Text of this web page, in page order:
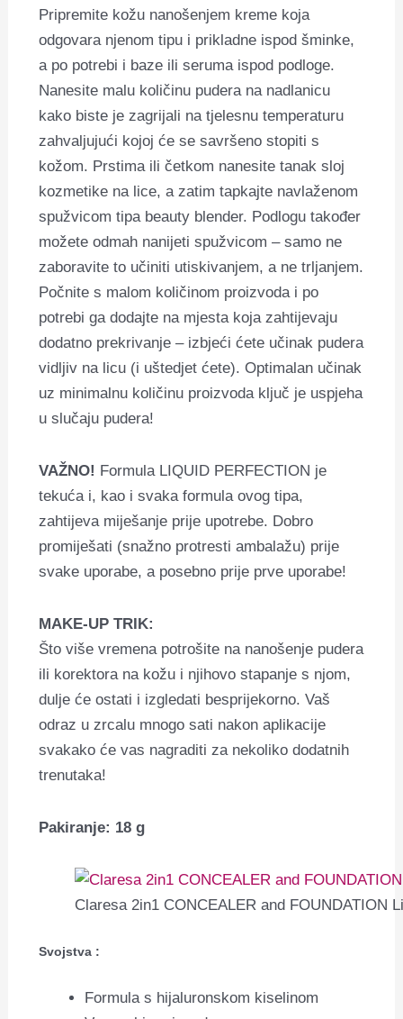
Pripremite kožu nanošenjem kreme koja
odgovara njenom tipu i prikladne ispod šminke,
a po potrebi i baze ili seruma ispod podloge.
Nanesite malu količinu pudera na nadlanicu
kako biste je zagrijali na tjelesnu temperaturu
zahvaljujući kojoj će se savršeno stopiti s
kožom. Prstima ili četkom nanesite tanak sloj
kozmetike na lice, a zatim tapkajte navlaženom
spužvicom tipa beauty blender. Podlogu također
možete odmah nanijeti spužvicom – samo ne
zaboravite to učiniti utiskivanjem, a ne trljanjem.
Počnite s malom količinom proizvoda i po
potrebi ga dodajte na mjesta koja zahtijevaju
dodatno prekrivanje – izbjeći ćete učinak pudera
vidljiv na licu (i uštedjet ćete). Optimalan učinak
uz minimalnu količinu proizvoda ključ je uspjeha
u slučaju pudera!
VAŽNO! Formula LIQUID PERFECTION je
tekuća i, kao i svaka formula ovog tipa,
zahtijeva miješanje prije upotrebe. Dobro
promiješati (snažno protresti ambalažu) prije
svake uporabe, a posebno prije prve uporabe!
MAKE-UP TRIK:
Što više vremena potrošite na nanošenje pudera
ili korektora na kožu i njihovo stapanje s njom,
dulje će ostati i izgledati besprijekorno. Vaš
odraz u zrcalu mnogo sati nakon aplikacije
svakako će vas nagraditi za nekoliko dodatnih
trenutaka!
Pakiranje: 18 g
Claresa 2in1 CONCEALER and FOUNDATION
Svojstva :
Formula s hijaluronskom kiselinom